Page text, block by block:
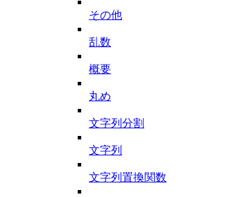
その他
乱数
概要
丸め
文字列分割
文字列
文字列置換関数